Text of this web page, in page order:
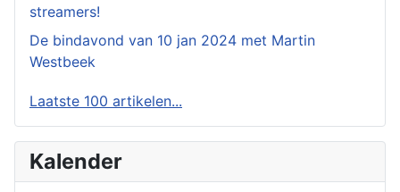
streamers!
De bindavond van 10 jan 2024 met Martin
Westbeek
Laatste 100 artikelen...
Kalender